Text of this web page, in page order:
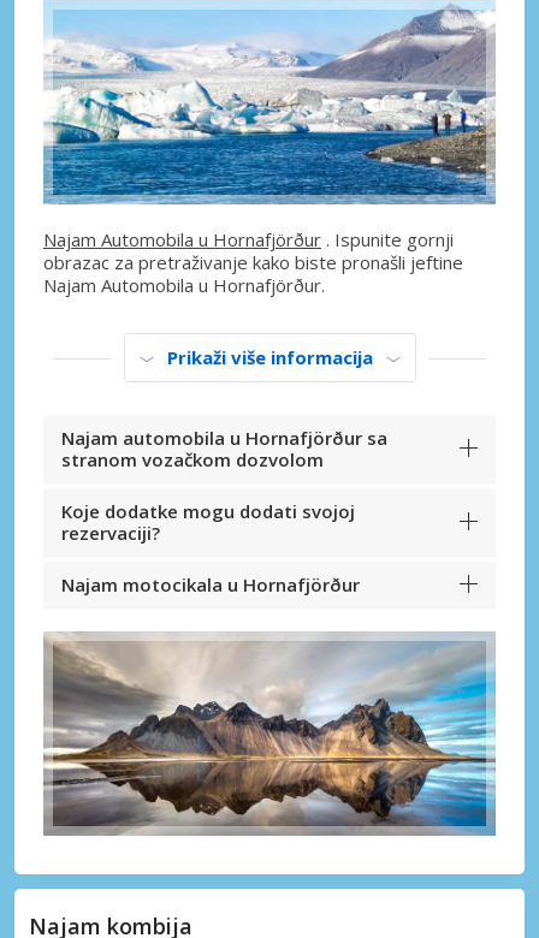
Najam Automobila u Hornafjörður . Ispunite gornji
obrazac za pretraživanje kako biste pronašli jeftine
Najam Automobila u Hornafjörður.
Prikaži više informacija
Najam automobila u Hornafjörður sa
stranom vozačkom dozvolom
Koje dodatke mogu dodati svojoj
rezervaciji?
Najam motocikala u Hornafjörður
Najam kombija